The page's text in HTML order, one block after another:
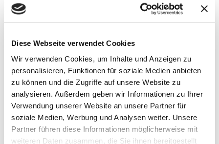
Diese Webseite verwendet Cookies
Wir verwenden Cookies, um Inhalte und Anzeigen zu
personalisieren, Funktionen für soziale Medien anbieten
zu können und die Zugriffe auf unsere Website zu
analysieren. Außerdem geben wir Informationen zu Ihrer
Verwendung unserer Website an unsere Partner für
soziale Medien, Werbung und Analysen weiter. Unsere
Partner führen diese Informationen möglicherweise mit
weiteren Daten zusammen, die Sie ihnen bereitgestellt
Hinweise zu externen Links
Mit Urteil vom 12. Mai 1998 – 312 O 85/98 – „Haftung für Links“
hat das Landgericht (LG) Hamburg entschieden, dass man durch die
verantworten hat. Dies kann – so das LG – nur dadurch verhindert
Hiermit distanzieren wir uns aus-drücklich von allen Inhalten aller
gelinkten Seiten auf unserer Homepage und machen uns diese
Inhalte nicht zu eigen. Diese Erklärung gilt für alle in diesem Projekt
(auf dieser Website) angebrachten Links.
Haftungsausschluss
Die Informationen auf dieser Website verstehen sich als „Aussagen
an sich“ ohne implizite Garantien jedweder Art. Die bereitgestellten